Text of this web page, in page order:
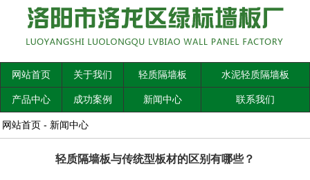
网站首页 关于我们 轻质隔墙板 水泥轻质隔墙板
产品中心 成功案例 新闻中心 联系我们
网站首页 - 新闻中心
轻质隔墙板与传统型板材的区别有哪些？